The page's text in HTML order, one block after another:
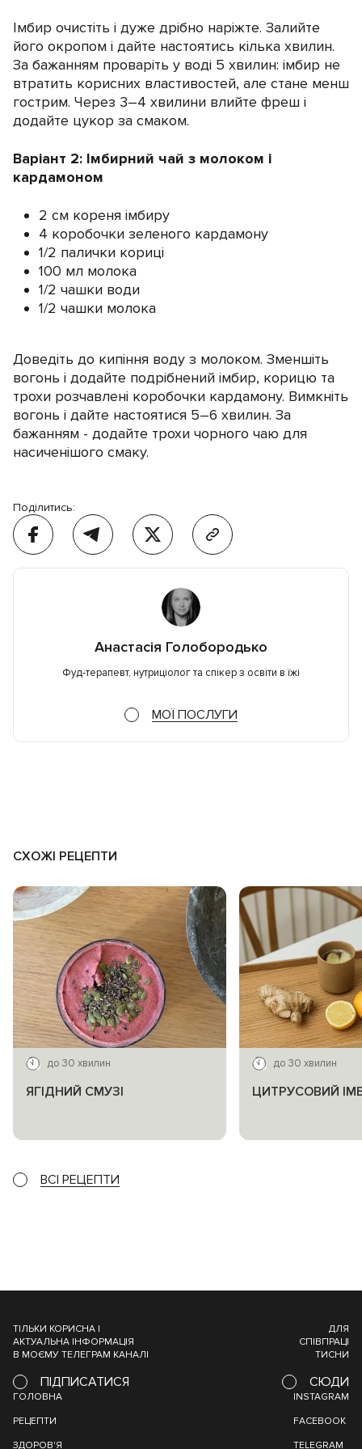
Імбир очистіть і дуже дрібно наріжте. Залийте
його окропом і дайте настоятись кілька хвилин.
За бажанням проваріть у воді 5 хвилин: імбир не
втратить корисних властивостей, але стане менш
гострим. Через 3–4 хвилини влийте фреш і
додайте цукор за смаком.
Варіант 2: Імбирний чай з молоком і
кардамоном
2 см кореня імбиру
4 коробочки зеленого кардамону
1/2 палички кориці
100 мл молока
1/2 чашки води
1/2 чашки молока
Доведіть до кипіння воду з молоком. Зменшіть
вогонь і додайте подрібнений імбир, корицю та
трохи розчавлені коробочки кардамону. Вимкніть
вогонь і дайте настоятися 5–6 хвилин. За
бажанням - додайте трохи чорного чаю для
насиченішого смаку.
Поділитись:
Анастасія Голобородько
Фуд-терапевт, нутриціолог та спікер з освіти в їжі
МОЇ ПОСЛУГИ
СХОЖІ РЕЦЕПТИ
до 30 хвилин
ЯГІДНИЙ СМУЗІ
до 30 хвилин
ЦИТРУСОВИЙ
ВСІ РЕЦЕПТИ
ТІЛЬКИ КОРИСНА І
АКТУАЛЬНА ІНФОРМАЦІЯ
В МОЄМУ ТЕЛЕГРАМ КАНАЛІ
ПІДПИСАТИСЯ
ДЛЯ
СПІВПРАЦІ
ТИСНИ
СЮДИ
ГОЛОВНА
РЕЦЕПТИ
ЗДОРОВ'Я
INSTAGRAM
FACEBOOK
TELEGRAM